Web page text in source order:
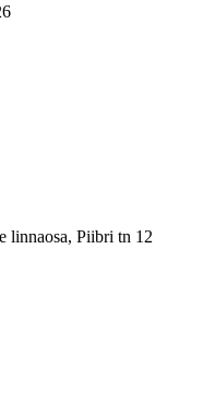
linnaosa, Piibri tn 12